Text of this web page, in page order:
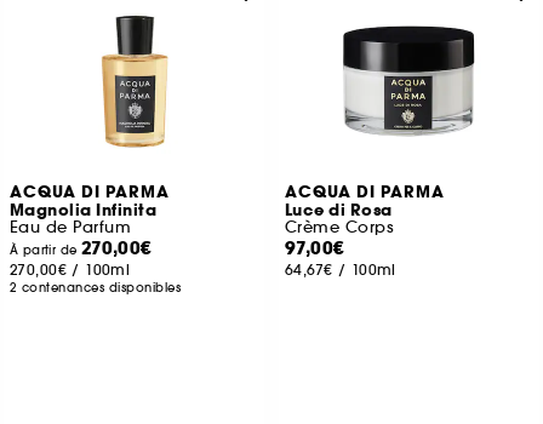
ACQUA DI PARMA
Magnolia Infinita
Eau de Parfum
À partir de 270,00€
270,00€ / 100ml
2 contenances disponibles
ACQUA DI PARMA
Luce di Rosa
Crème Corps
97,00€
64,67€ / 100ml